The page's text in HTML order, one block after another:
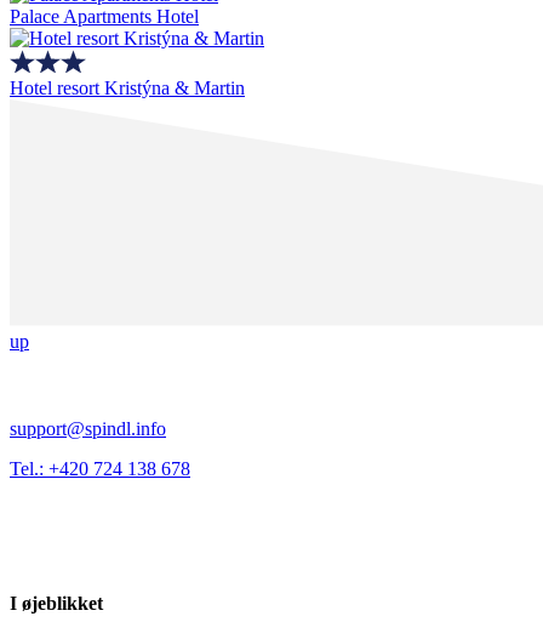
Palace Apartments Hotel
Hotel resort Kristýna & Martin
up
support@spindl.info
Tel.: +420 724 138 678
I øjeblikket